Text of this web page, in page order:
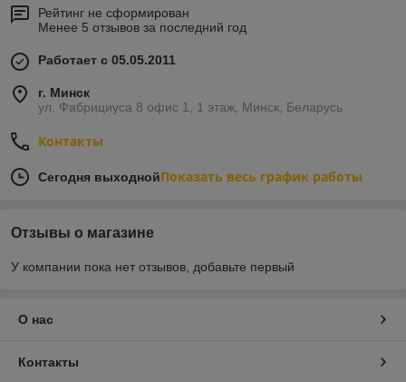
Рейтинг не сформирован
Менее 5 отзывов за последний год
Работает с 05.05.2011
г. Минск
ул. Фабрициуса 8 офис 1, 1 этаж, Минск, Беларусь
Контакты
Сегодня выходнойПоказать весь график работы
Отзывы о магазине
У компании пока нет отзывов, добавьте первый
О нас
Контакты